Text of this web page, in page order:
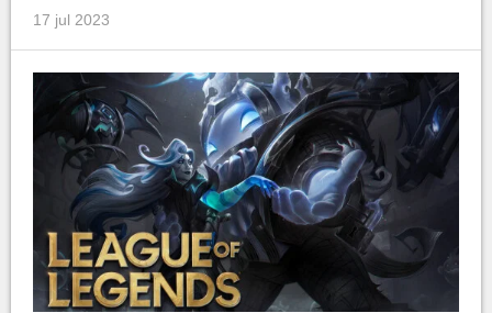
17 jul 2023